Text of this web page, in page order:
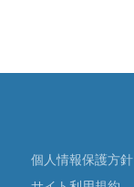
個人情報保護方針